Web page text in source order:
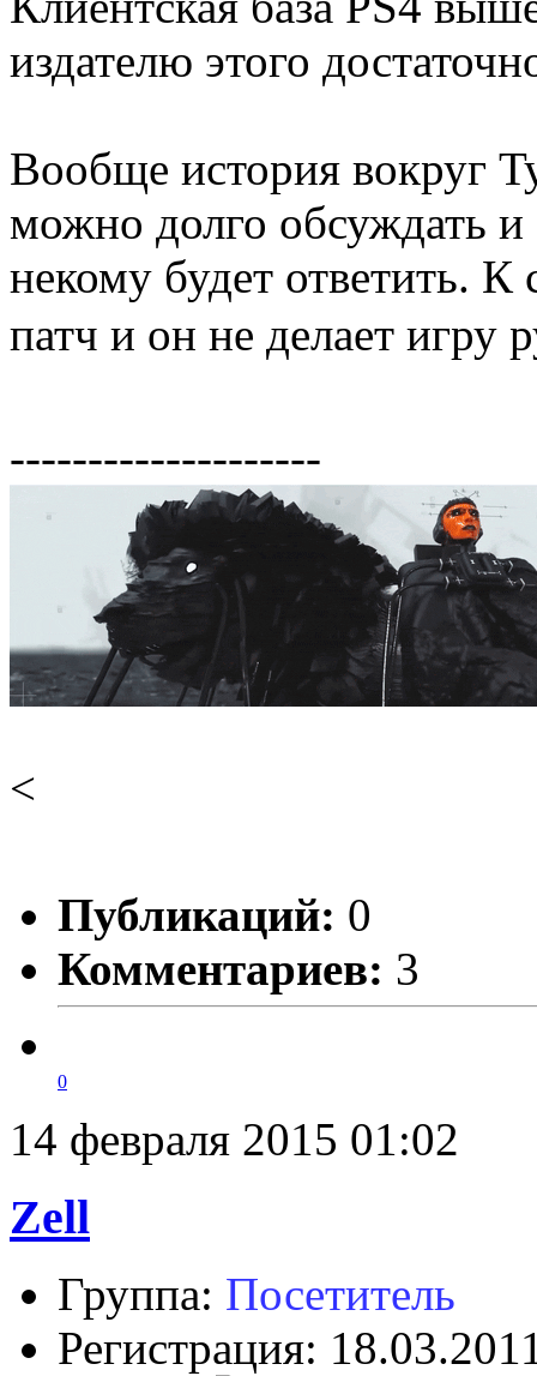
издателю этого
Вообще история вокруг
можно долго обсуждать и
некому будет ответить. К
патч и он не делает игру
--------------------
<
Публикаций: 0
Комментариев: 3
0
14 февраля 2015 01:02
Zell
Группа: Посетитель
Регистрация: